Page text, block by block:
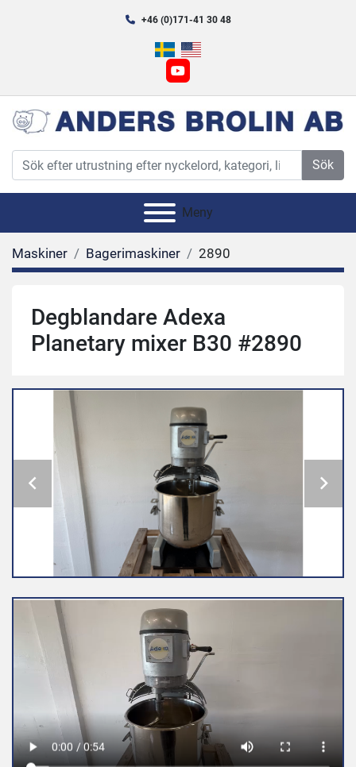
+46 (0)171-41 30 48
youtube
Sök
Meny
Maskiner Bagerimaskiner 2890
Degblandare Adexa
Planetary mixer B30 #2890